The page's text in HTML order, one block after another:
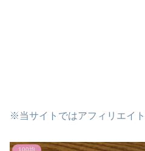
※当サイトではアフィリエイ
100均